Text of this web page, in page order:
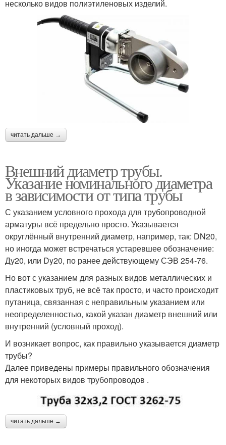
несколько видов полиэтиленовых изделий.
читать дальше →
Внешний диаметр трубы.
Указание номинального диаметра
в зависимости от типа трубы
С указанием условного прохода для трубопроводной
арматуры всё предельно просто. Указывается
округлённый внутренний диаметр, например, так: DN20,
но иногда может встречаться устаревшее обозначение:
Ду20, или Dy20, по ранее действующему СЭВ 254-76.
Но вот с указанием для разных видов металлических и
пластиковых труб, не всё так просто, и часто происходит
путаница, связанная с неправильным указанием или
неопределенностью, какой указан диаметр внешний или
внутренний (условный проход).
И возникает вопрос, как правильно указывается диаметр
трубы?
Далее приведены примеры правильного обозначения
для некоторых видов трубопроводов .
читать дальше →